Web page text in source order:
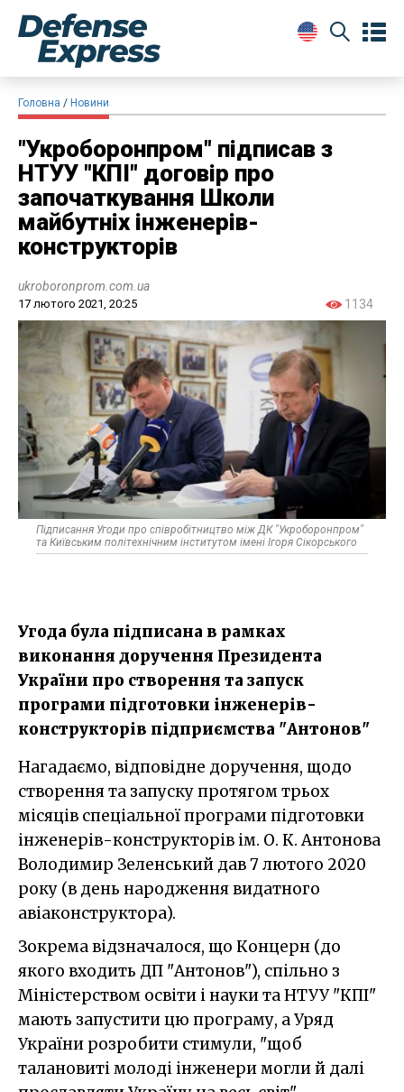
Головна Новини
"Укроборонпром" підписав з
НТУУ "КПІ" договір про
започаткування Школи
майбутніх інженерів-
конструкторів
ukroboronprom.com.ua
17 лютого 2021, 20:25 1134
Підписання Угоди про співробітництво між ДК "Укроборонпром"
та Київським політехнічним інститутом імені Ігоря Сікорського
Угода була підписана в рамках
виконання доручення Президента
України про створення та запуск
програми підготовки інженерів-
конструкторів підприємства "Антонов"
Нагадаємо, відповідне доручення, щодо
створення та запуску протягом трьох
місяців спеціальної програми підготовки
інженерів-конструкторів ім. О. К. Антонова
Володимир Зеленський дав 7 лютого 2020
року (в день народження видатного
авіаконструктора).
Зокрема відзначалося, що Концерн (до
якого входить ДП "Антонов"), спільно з
Міністерством освіти і науки та НТУУ "КПІ"
мають запустити цю програму, а Уряд
України розробити стимули, "щоб
талановиті молоді інженери могли й далі